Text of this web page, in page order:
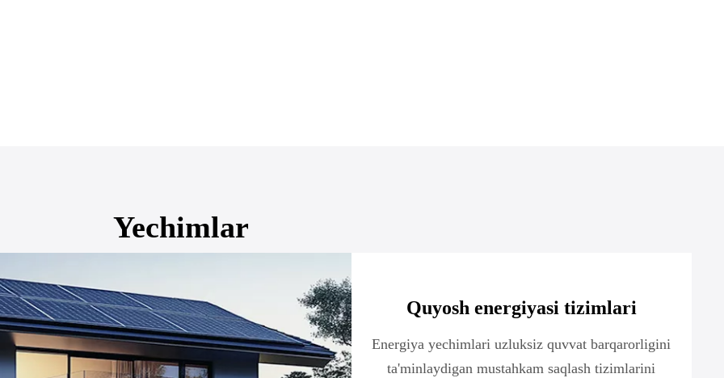
Yechimlar
Quyosh energiyasi tizimlari
Energiya yechimlari uzluksiz quvvat barqarorligini
ta'minlaydigan mustahkam saqlash tizimlarini